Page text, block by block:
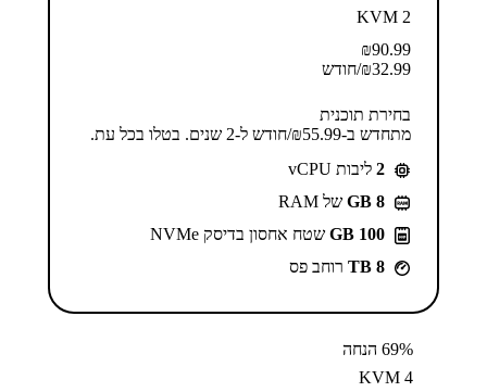
KVM 2
90.99
₪
32.99
₪/חודש
בחירת תוכנית
מתחדש ב-⁦55.99⁩₪/חודש ל-2 שנים. בטלו בכל עת.
2 ליבות vCPU
GB 8 של RAM
100 GB
שטח אחסון בדיסק NVMe
8 TB
רוחב פס
69% הנחה
KVM 4